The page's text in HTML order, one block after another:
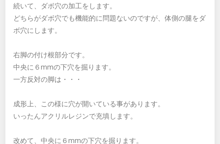
続いて、ダボ穴の加工をします。
どちらがダボ穴でも機能的に問題ないのですが、体側の腿をダ
ボ穴にします。
右脚の付け根部分です。
中央に６mmの下穴を掘ります。
一方反対の脚は・・・
成形上、この様に穴が開いている事があります。
いったんアクリルレジンで充填します。
改めて、中央に６mmの下穴を掘ります。